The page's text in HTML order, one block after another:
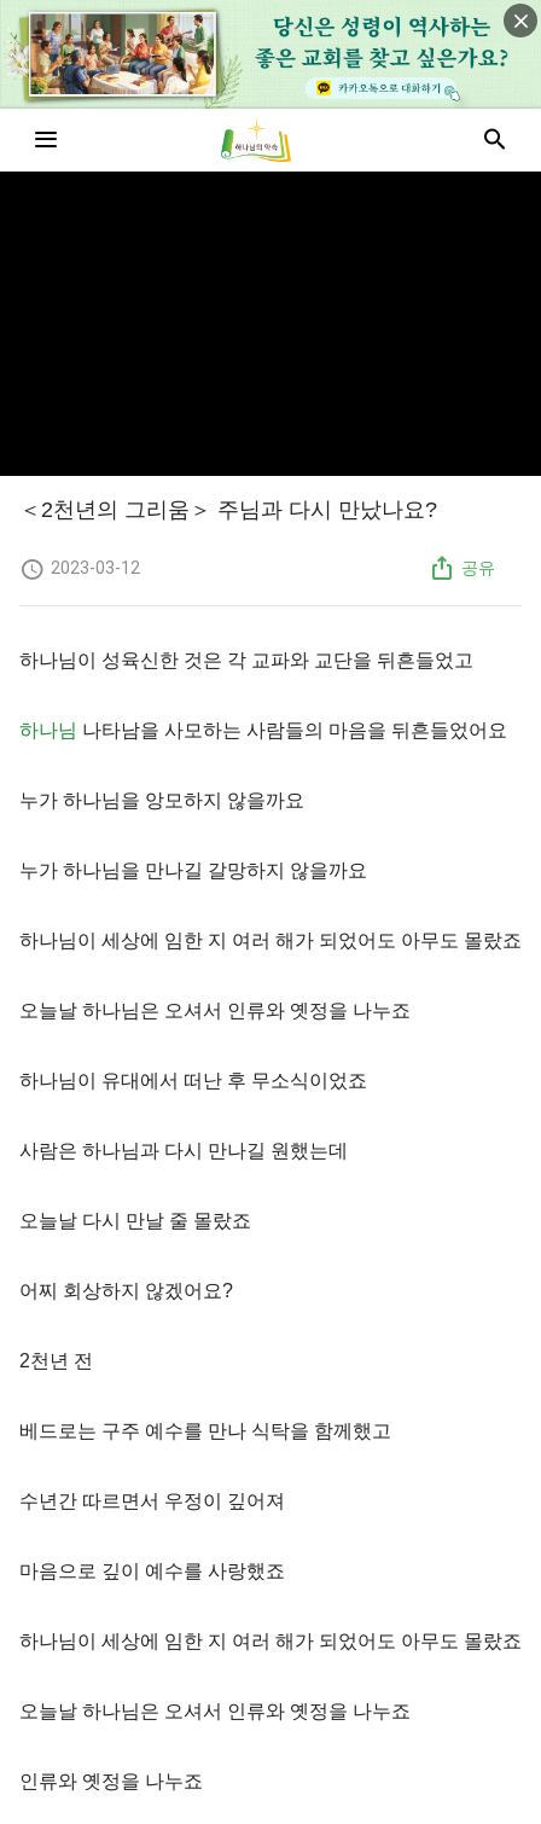
＜2천년의 그리움＞ 주님과 다시 만났나요?
2023-03-12 공유
하나님이 성육신한 것은 각 교파와 교단을 뒤흔들었고
하나님 나타남을 사모하는 사람들의 마음을 뒤흔들었어요
누가 하나님을 앙모하지 않을까요
누가 하나님을 만나길 갈망하지 않을까요
하나님이 세상에 임한 지 여러 해가 되었어도 아무도 몰랐죠
오늘날 하나님은 오셔서 인류와 옛정을 나누죠
하나님이 유대에서 떠난 후 무소식이었죠
사람은 하나님과 다시 만나길 원했는데
오늘날 다시 만날 줄 몰랐죠
어찌 회상하지 않겠어요?
2천년 전
베드로는 구주 예수를 만나 식탁을 함께했고
수년간 따르면서 우정이 깊어져
마음으로 깊이 예수를 사랑했죠
하나님이 세상에 임한 지 여러 해가 되었어도 아무도 몰랐죠
오늘날 하나님은 오셔서 인류와 옛정을 나누죠
인류와 옛정을 나누죠